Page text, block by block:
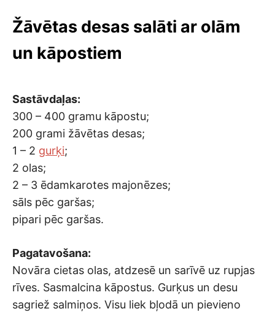
Žāvētas desas salāti ar olām
un kāpostiem
Sastāvdaļas:
300 – 400 gramu kāpostu;
200 grami žāvētas desas;
1 – 2 gurķi;
2 olas;
2 – 3 ēdamkarotes majonēzes;
sāls pēc garšas;
pipari pēc garšas.
Pagatavošana:
Novāra cietas olas, atdzesē un sarīvē uz rupjas
rīves. Sasmalcina kāpostus. Gurķus un desu
sagriež salmiņos. Visu liek bļodā un pievieno